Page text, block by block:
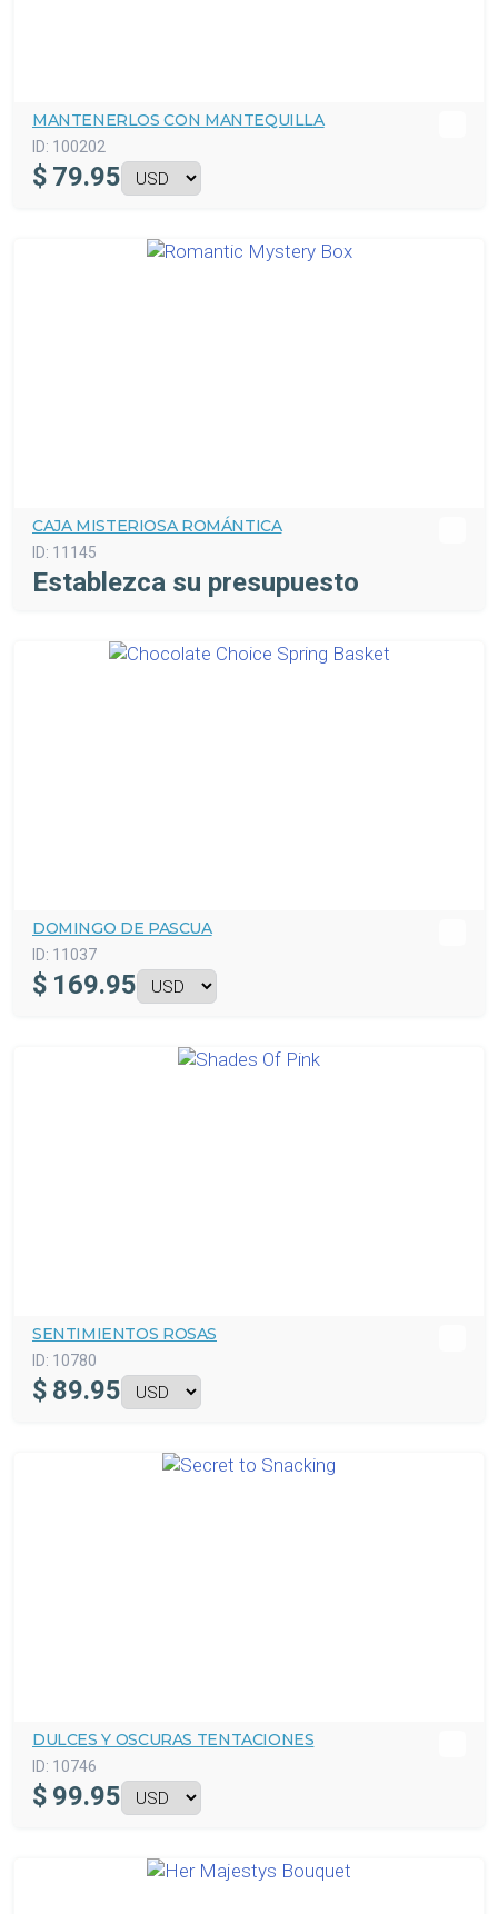
MANTENERLOS CON MANTEQUILLA
ID: 100202
$ 79.95
CAJA MISTERIOSA ROMÁNTICA
ID: 11145
Establezca su presupuesto
DOMINGO DE PASCUA
ID: 11037
$ 169.95
SENTIMIENTOS ROSAS
ID: 10780
$ 89.95
DULCES Y OSCURAS TENTACIONES
ID: 10746
$ 99.95